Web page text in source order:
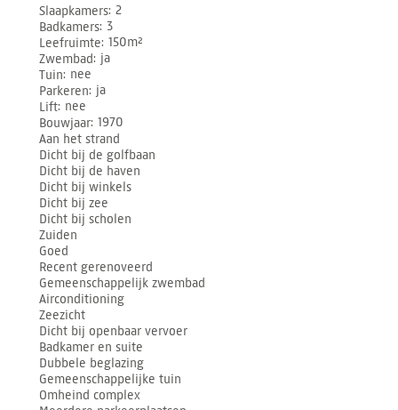
Slaapkamers 2
Badkamers 3
Leefruimte 150m²
Zwembad ja
Tuin nee
Parkeren ja
Lift nee
Bouwjaar 1970
Aan het strand
Dicht bij de golfbaan
Dicht bij de haven
Dicht bij winkels
Dicht bij zee
Dicht bij scholen
Zuiden
Goed
Recent gerenoveerd
Gemeenschappelijk zwembad
Airconditioning
Zeezicht
Dicht bij openbaar vervoer
Badkamer en suite
Dubbele beglazing
Gemeenschappelijke tuin
Omheind complex